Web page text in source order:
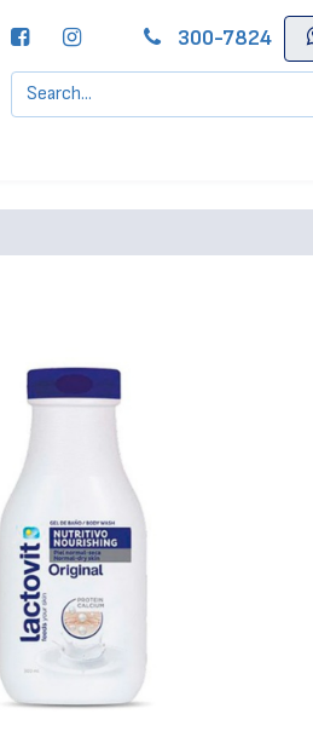
300-7824